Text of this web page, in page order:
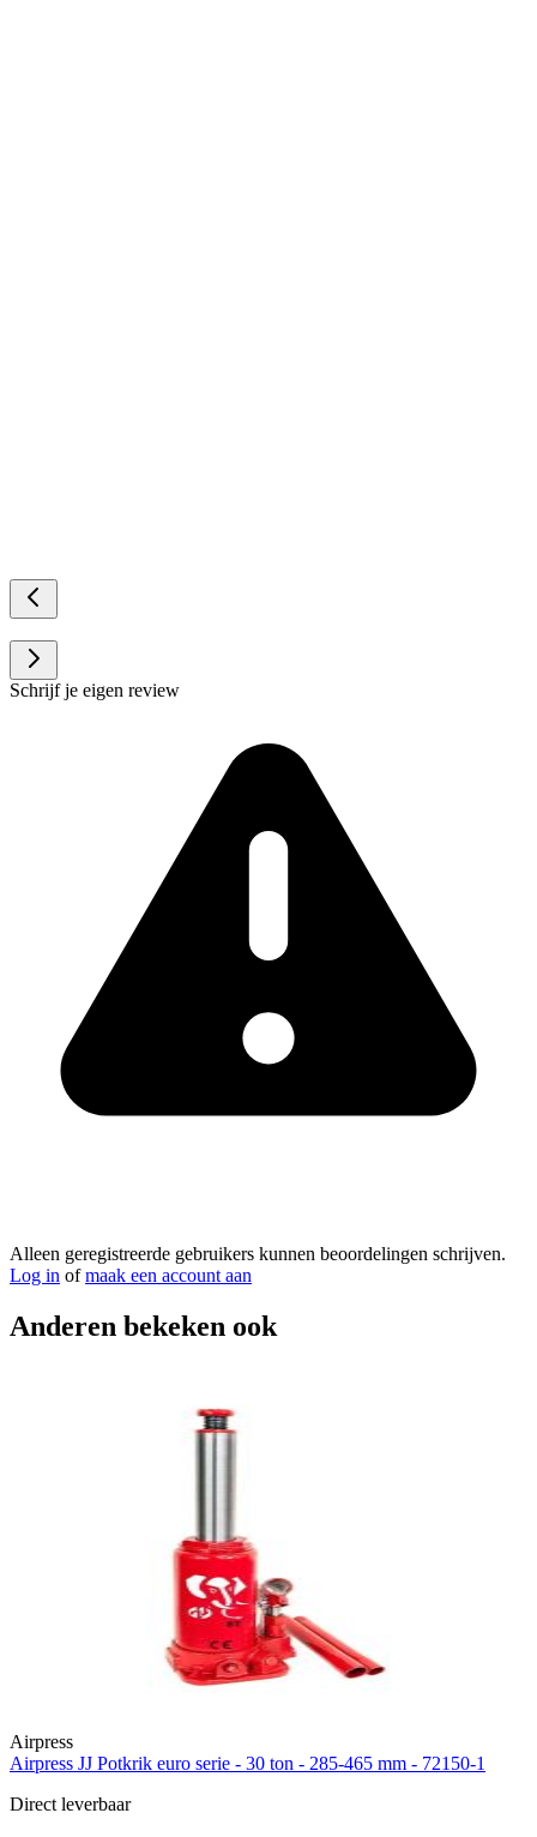
Schrijf je eigen review
Alleen geregistreerde gebruikers kunnen beoordelingen schrijven.
Log in ofmaak een account aan
Anderen bekeken ook
Airpress
Airpress JJ Potkrik euro serie - 30 ton - 285-465 mm - 72150-1
Direct leverbaar